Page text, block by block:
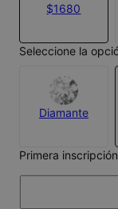
$1680
Seleccione la
Diamante
Primera inscripción